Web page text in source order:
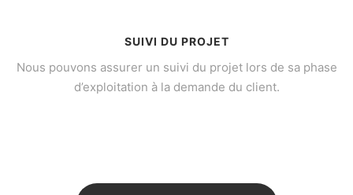
SUIVI DU PROJET
Nous pouvons assurer un suivi du projet lors de sa phase
d’exploitation à la demande du client.